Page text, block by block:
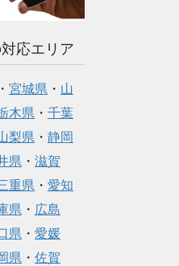
応エリア
・ 宮城県 ・ 山
木県 ・ 千葉
梨県 ・ 静岡
県 ・ 滋賀
重県 ・ 愛知
県 ・ 広島
県 ・ 愛媛
県 ・ 佐賀